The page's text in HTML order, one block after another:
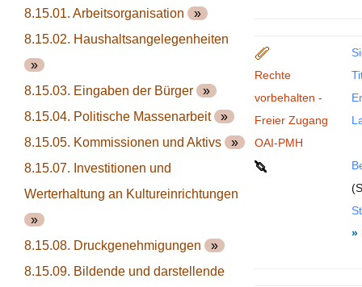
8.15.01. Arbeitsorganisation »
8.15.02. Haushaltsangelegenheiten
»
8.15.03. Eingaben der Bürger »
8.15.04. Politische Massenarbeit »
8.15.05. Kommissionen und Aktivs »
8.15.07. Investitionen und
Werterhaltung an Kultureinrichtungen
»
8.15.08. Druckgenehmigungen »
8.15.09. Bildende und darstellende
Rechte
vorbehalten -
Freier Zugang
OAI-PMH
»